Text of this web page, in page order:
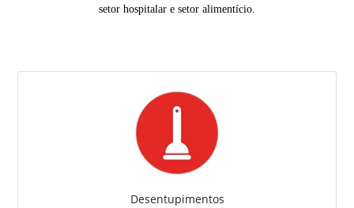
setor hospitalar e setor alimentício.
Desentupimentos